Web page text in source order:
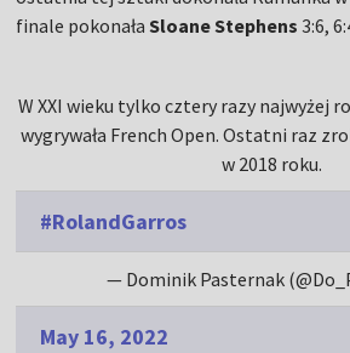
finale pokonałaSloane Stephens 3:6,
W XXI wieku tylko cztery razy najwyżej
wygrywała French Open. Ostatni raz
w 2018 roku.
#RolandGarros
— Dominik Pasternak
May 16, 2022